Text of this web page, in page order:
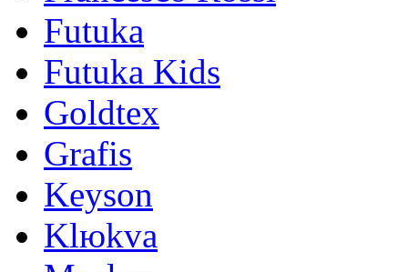
Futuka
Futuka Kids
Goldtex
Grafis
Keyson
Klюkva